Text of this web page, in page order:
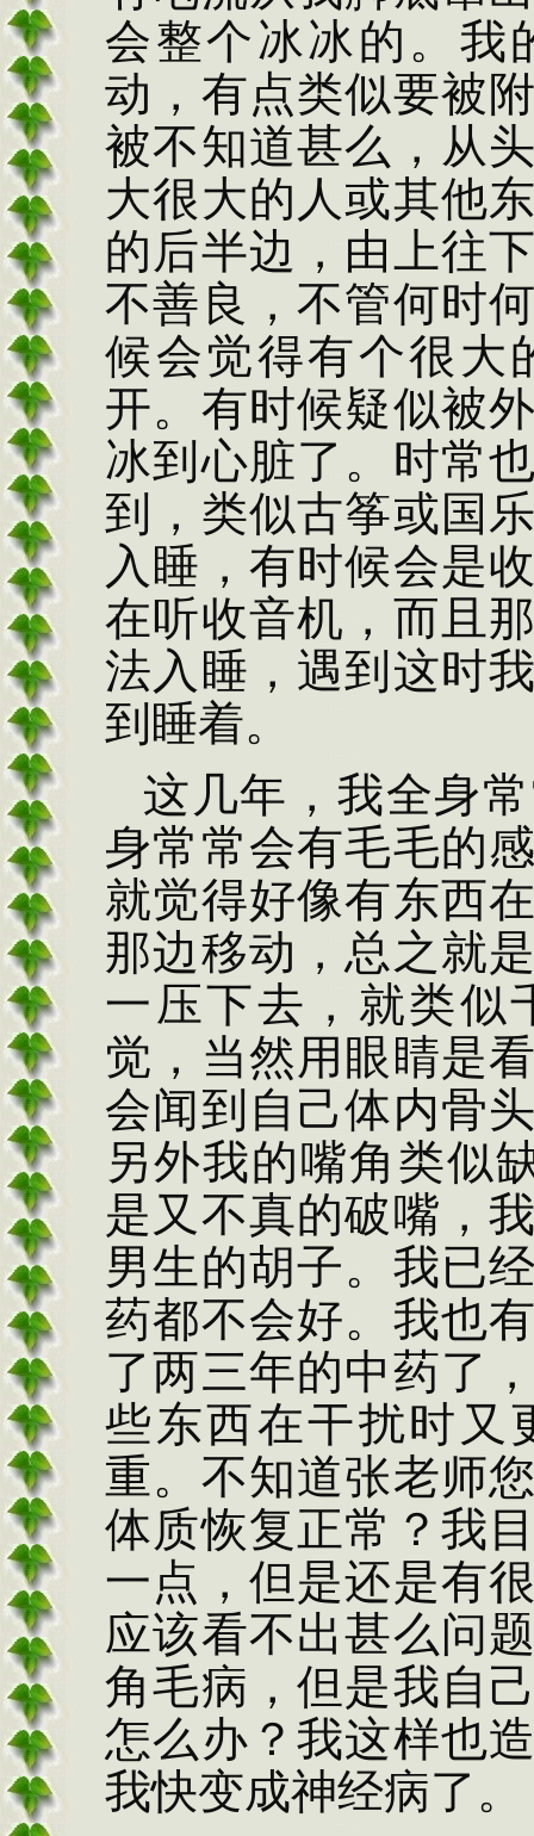
会整个冰冰的。我
动，有点类似要被
被不知道甚么，从
大很大的人或其他
的后半边，由上往
不善良，不管何时
候会觉得有个很大
开。有时候疑似被
冰到心脏了。时常
到，类似古筝或国
入睡，有时候会是
在听收音机，而且
法入睡，遇到这时
到睡着。
这几年，我全身
身常常会有毛毛的
就觉得好像有东西
那边移动，总之就
一压下去，就类似
觉，当然用眼睛是
会闻到自己体内骨
另外我的嘴角类似
是又不真的破嘴，
男生的胡子。我已
药都不会好。我也
了两三年的中药了
些东西在干扰时又
重。不知道张老师
体质恢复正常？我
一点，但是还是有
应该看不出甚么问
角毛病，但是我自
怎么办？我这样也
我快变成神经病了。